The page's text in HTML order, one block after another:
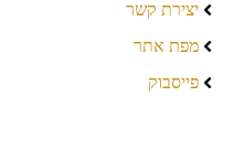
יצירת קשר
מפת אתר
פייסבוק